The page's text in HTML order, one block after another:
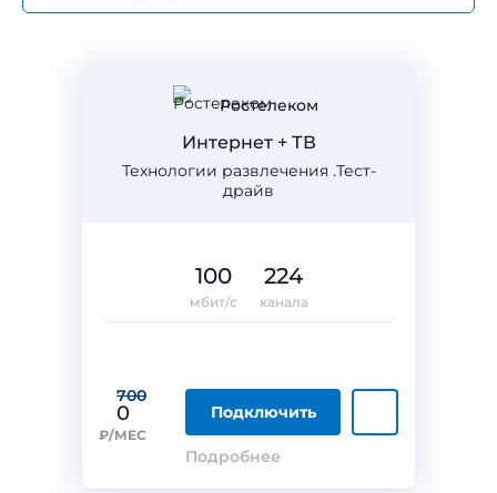
Ростелеком
Технологии развлечения .Тест-
драйв
Интернет + ТВ
700
0
₽/МЕС
Подключить
Подробнее
100
мбит/с
224
канала